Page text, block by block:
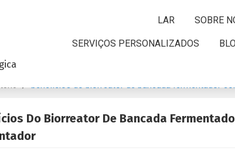
LAR SOBRE
SERVIÇOS PERSONALIZADOS
/ benefícios do biorreator de bancada fermentador
Do Biorreator De Bancada